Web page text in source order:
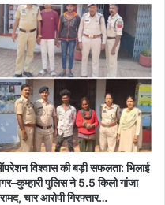
विश्वास की बड़ी सफलता: भिलाई
पुलिस ने 5.5 किलो गांजा
चार आरोपी गिरफ्तार…